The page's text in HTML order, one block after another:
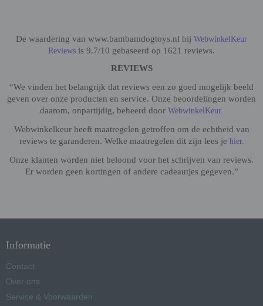
De waardering van www.bambamdogtoys.nl bij WebwinkelKeur
Reviews is 9.7/10 gebaseerd op 1621 reviews.
REVIEWS
“We vinden het belangrijk dat reviews een zo goed mogelijk beeld
geven over onze producten en service. Onze beoordelingen worden
daarom, onpartijdig, beheerd door WebwinkelKeur.
Webwinkelkeur heeft maatregelen getroffen om de echtheid van
reviews te garanderen. Welke maatregelen dit zijn lees je hier.
Onze klanten worden niet beloond voor het schrijven van reviews.
Er worden geen kortingen of andere cadeautjes gegeven.”
Informatie
Contact
Over ons
Service & Voorwaarden